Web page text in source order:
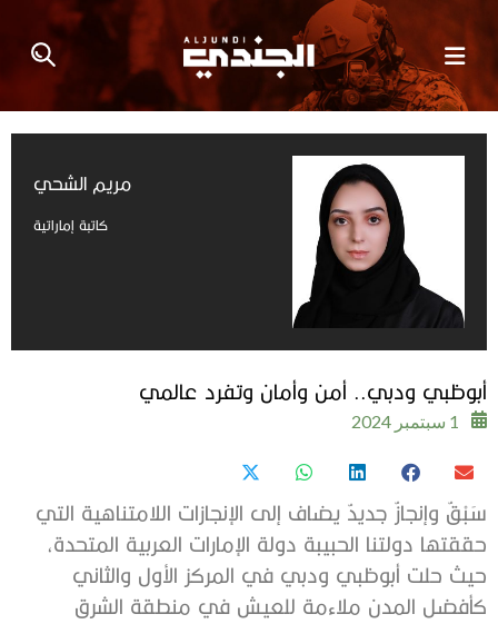
مريم الشحي
كاتبة إماراتية
أبوظبي ودبي.. أمن وأمان وتفرد عالمي
1 سبتمبر 2024
سَبْقٌ وإنجازٌ جديدٌ يضاف إلى الإنجازات اللامتناهية التي
حققتها دولتنا الحبيبة دولة الإمارات العربية المتحدة،
حيث حلت أبوظبي ودبي في المركز الأول والثاني
كأفضل المدن ملاءمة للعيش في منطقة الشرق